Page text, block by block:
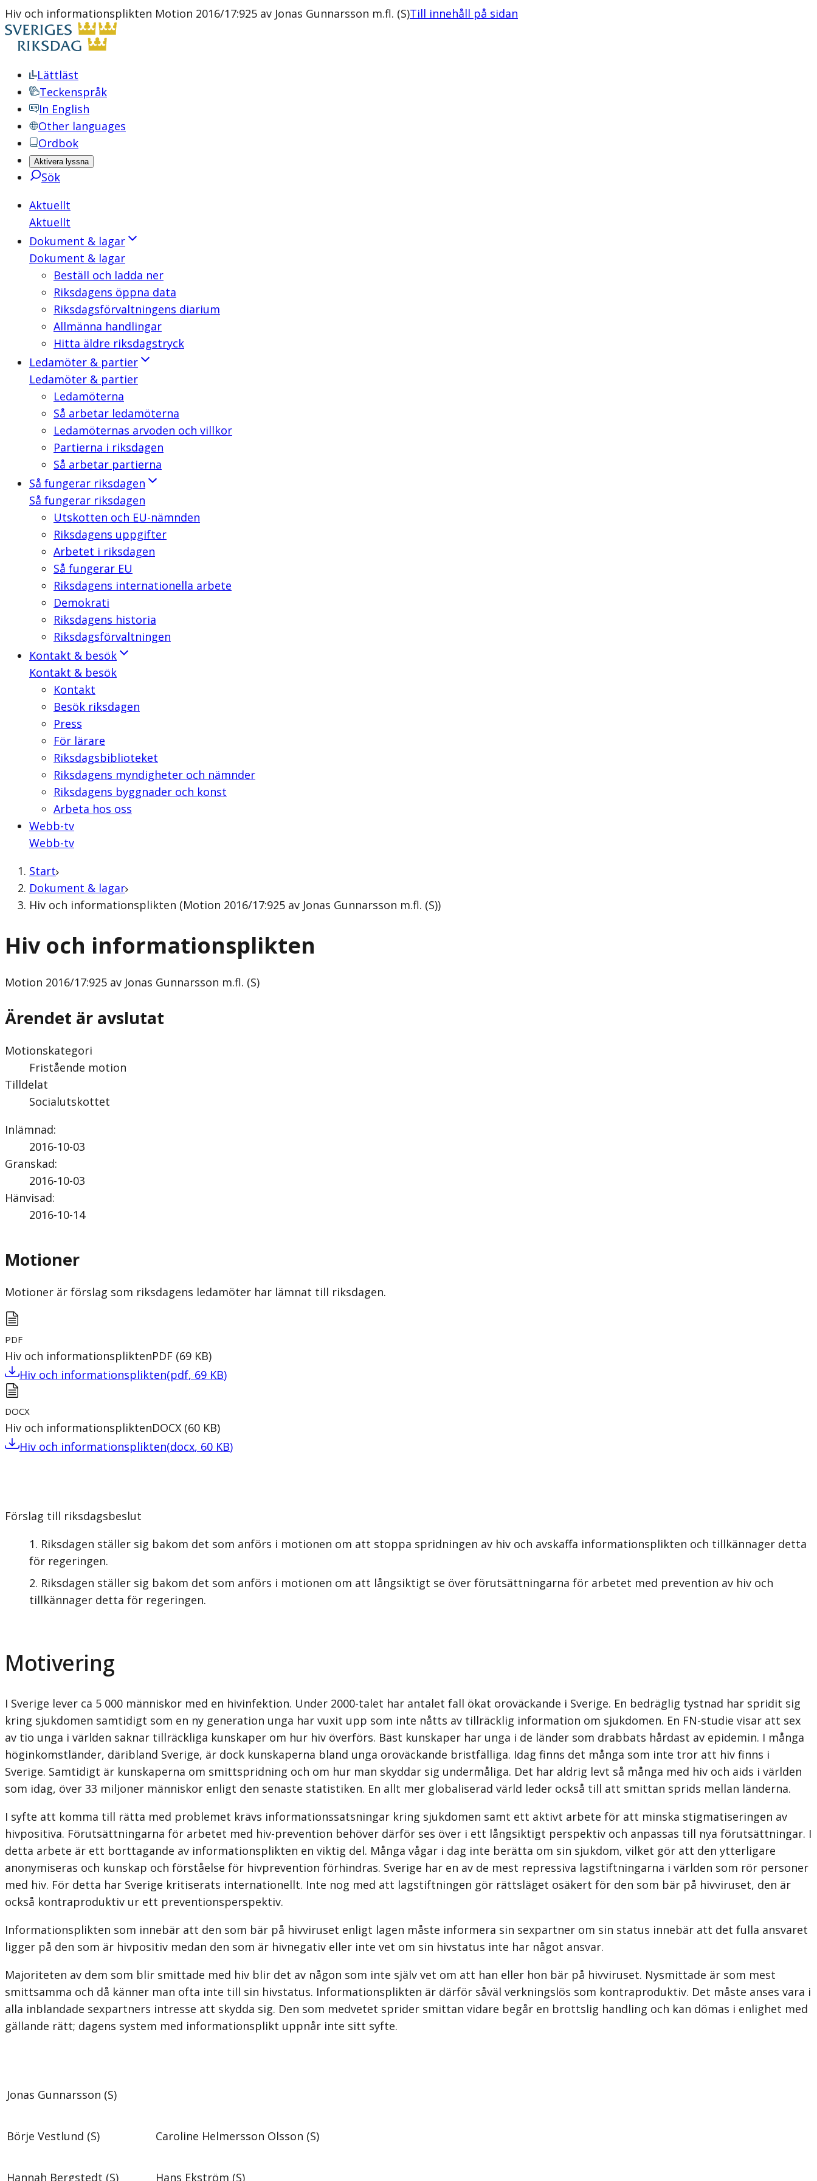
Hiv och informationsplikten Motion 2016/17:925 av Jonas Gunnarsson m.fl. (S)Till innehåll på sidan
Lättläst
Teckenspråk
In English
Other languages
Ordbok
Aktivera lyssna
Sök
Aktuellt
Aktuellt
Dokument & lagar
Dokument & lagar
Beställ och ladda ner
Riksdagens öppna data
Riksdagsförvaltningens diarium
Allmänna handlingar
Hitta äldre riksdagstryck
Ledamöter & partier
Ledamöter & partier
Ledamöterna
Så arbetar ledamöterna
Ledamöternas arvoden och villkor
Partierna i riksdagen
Så arbetar partierna
Så fungerar riksdagen
Så fungerar riksdagen
Utskotten och EU-nämnden
Riksdagens uppgifter
Arbetet i riksdagen
Så fungerar EU
Riksdagens internationella arbete
Demokrati
Riksdagens historia
Riksdagsförvaltningen
Kontakt & besök
Kontakt & besök
Kontakt
Besök riksdagen
Press
För lärare
Riksdagsbiblioteket
Riksdagens myndigheter och nämnder
Riksdagens byggnader och konst
Arbeta hos oss
Webb-tv
Webb-tv
Start
Dokument & lagar
Hiv och informationsplikten (Motion 2016/17:925 av Jonas Gunnarsson m.fl. (S))
Hiv och informationsplikten
Motion 2016/17:925 av Jonas Gunnarsson m.fl. (S)
Ärendet är avslutat
Motionskategori
Fristående motion
Tilldelat
Socialutskottet
Inlämnad:
2016-10-03
Granskad:
2016-10-03
Hänvisad:
2016-10-14
Motioner
Motioner är förslag som riksdagens ledamöter har lämnat till riksdagen.
PDF
Hiv och informationspliktenPDF (69 KB)
Hiv och informationsplikten(pdf, 69 KB)
DOCX
Hiv och informationspliktenDOCX (60 KB)
Hiv och informationsplikten(docx, 60 KB)
Förslag till riksdagsbeslut
Riksdagen ställer sig bakom det som anförs i motionen om att stoppa spridningen av hiv och avskaffa informationsplikten och tillkännager detta
för regeringen.
Riksdagen ställer sig bakom det som anförs i motionen om att långsiktigt se över förutsättningarna för arbetet med prevention av hiv och
tillkännager detta för regeringen.
Motivering
I Sverige lever ca 5 000 människor med en hivinfektion. Under 2000-talet har antalet fall ökat oroväckande i Sverige. En bedräglig tystnad har spridit sig
kring sjukdomen samtidigt som en ny generation unga har vuxit upp som inte nåtts av tillräcklig information om sjukdomen. En FN-studie visar att sex
av tio unga i världen saknar tillräckliga kunskaper om hur hiv överförs. Bäst kunskaper har unga i de länder som drabbats hårdast av epidemin. I många
höginkomstländer, däribland Sverige, är dock kunskaperna bland unga oroväckande bristfälliga. Idag finns det många som inte tror att hiv finns i
Sverige. Samtidigt är kunskaperna om smittspridning och om hur man skyddar sig undermåliga. Det har aldrig levt så många med hiv och aids i världen
som idag, över 33 miljoner människor enligt den senaste statistiken. En allt mer globaliserad värld leder också till att smittan sprids mellan länderna.
I syfte att komma till rätta med problemet krävs informationssatsningar kring sjukdomen samt ett aktivt arbete för att minska stigmatiseringen av
hivpositiva. Förutsättningarna för arbetet med hiv-prevention behöver därför ses över i ett långsiktigt perspektiv och anpassas till nya förutsättningar. I
detta arbete är ett borttagande av informationsplikten en viktig del. Många vågar i dag inte berätta om sin sjukdom, vilket gör att den ytterligare
anonymiseras och kunskap och förståelse för hivprevention förhindras. Sverige har en av de mest repressiva lagstiftningarna i världen som rör personer
med hiv. För detta har Sverige kritiserats internationellt. Inte nog med att lagstiftningen gör rättsläget osäkert för den som bär på hivviruset, den är
också kontraproduktiv ur ett preventionsperspektiv.
Informationsplikten som innebär att den som bär på hivviruset enligt lagen måste informera sin sexpartner om sin status innebär att det fulla ansvaret
ligger på den som är hivpositiv medan den som är hivnegativ eller inte vet om sin hivstatus inte har något ansvar.
Majoriteten av dem som blir smittade med hiv blir det av någon som inte själv vet om att han eller hon bär på hivviruset. Nysmittade är som mest
smittsamma och då känner man ofta inte till sin hivstatus. Informationsplikten är därför såväl verkningslös som kontraproduktiv. Det måste anses vara i
alla inblandade sexpartners intresse att skydda sig. Den som medvetet sprider smittan vidare begår en brottslig handling och kan dömas i enlighet med
gällande rätt; dagens system med informationsplikt uppnår inte sitt syfte.
Jonas Gunnarsson (S)
Börje Vestlund (S) Caroline Helmersson Olsson (S)
Hannah Bergstedt (S) Hans Ekström (S)